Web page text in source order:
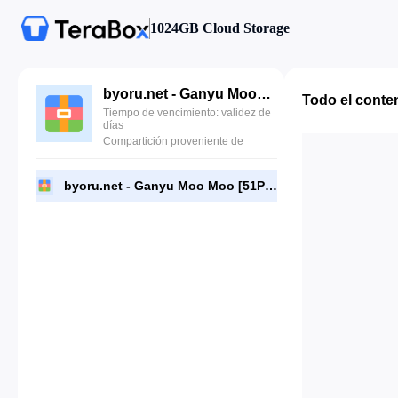
1024GB Cloud Storage
byoru.net - Ganyu Moo Moo [51P 12V] [byoru.net].zip
Tiempo de vencimiento: validez de
días
Compartición proveniente de
byoru.net - Ganyu Moo Moo [51P 12V] [byoru.net].zip
Todo el